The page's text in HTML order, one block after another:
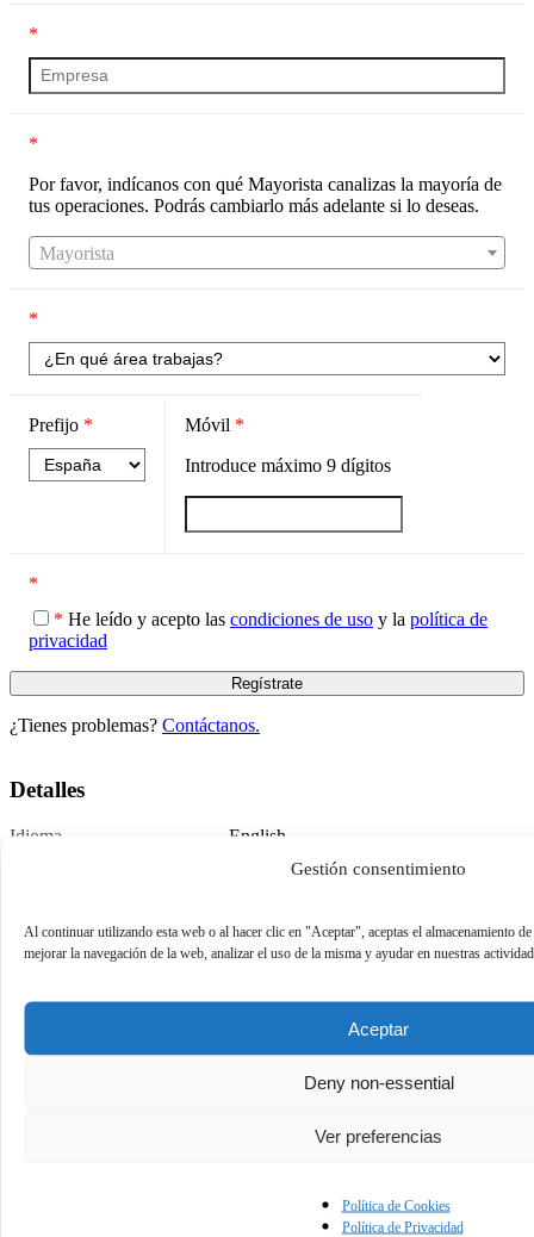
Gestión consentimiento
Al continuar utilizando esta web o al hacer clic en "Aceptar", aceptas el almacenamiento
mejorar la navegación de la web, analizar el uso de la misma y ayudar en nuestras
Aceptar
Deny non-essential
Ver preferencias
Política de Cookies
Política de Privacidad
*
*
Por favor, indícanos con qué Mayorista canalizas la mayoría de
tus operaciones. Podrás cambiarlo más adelante si lo deseas.
Mayorista
*
Prefijo * Móvil *
Introduce máximo 9dígitos
*
* He leído y acepto las condiciones de uso y la política de
privacidad
¿Tienes problemas? Contáctanos.
Detalles
Idioma
English
September 2, 2022